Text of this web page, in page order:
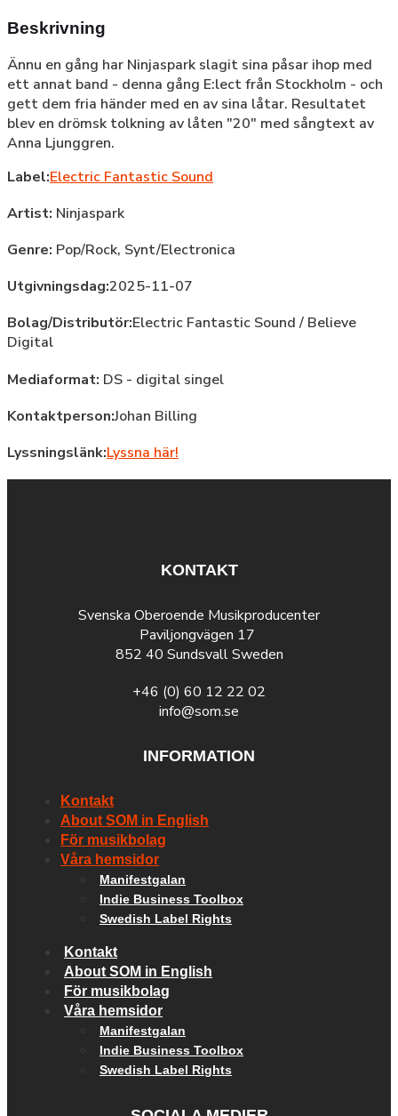
Beskrivning
Ännu en gång har Ninjaspark slagit sina påsar ihop med
ett annat band - denna gång E:lect från Stockholm - och
gett dem fria händer med en av sina låtar. Resultatet
blev en drömsk tolkning av låten "20" med sångtext av
Anna Ljunggren.
Label:Electric Fantastic Sound
Artist: Ninjaspark
Genre: Pop/Rock, Synt/Electronica
Utgivningsdag:2025-11-07
Bolag/Distributör:Electric Fantastic Sound / Believe
Digital
Mediaformat: DS - digital singel
Kontaktperson:Johan Billing
Lyssningslänk:Lyssna här!
KONTAKT
Svenska Oberoende Musikproducenter
Paviljongvägen 17
852 40 Sundsvall Sweden
+46 (0) 60 12 22 02
info@som.se
INFORMATION
Kontakt
About SOM in English
För musikbolag
Våra hemsidor
Manifestgalan
Indie Business Toolbox
Swedish Label Rights
Kontakt
About SOM in English
För musikbolag
Våra hemsidor
Manifestgalan
Indie Business Toolbox
Swedish Label Rights